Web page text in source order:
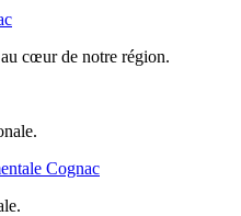
cœur de notre région.
Cognac